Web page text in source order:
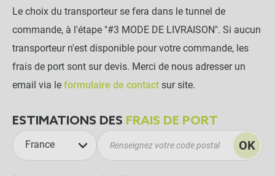
Le choix du transporteur se fera dans le tunnel de
commande, à l'étape "#3 MODE DE LIVRAISON". Si aucun
transporteur n'est disponible pour votre commande, les
frais de port sont sur devis. Merci de nous adresser un
email via le formulaire de contact sur site.
ESTIMATIONS DES FRAIS DE PORT
France OK